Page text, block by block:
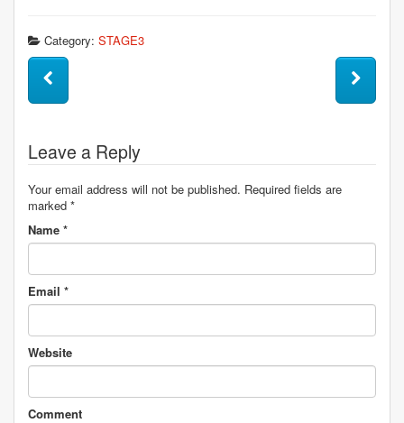
Category: STAGE3
Leave a Reply
Your email address will not be published. Required fields are
marked *
Name *
Email *
Website
Comment